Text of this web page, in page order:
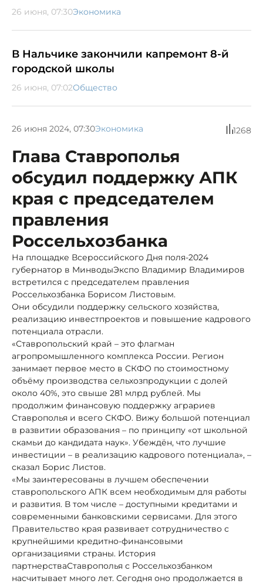
26 июня, 07:30Экономика
В Нальчике закончили капремонт 8-й
городской школы
26 июня, 07:02Общество
26 июня 2024, 07:30Экономика 1268
Глава Ставрополья
обсудил поддержку АПК
края с председателем
правления
Россельхозбанка
На площадке Всероссийского Дня поля-2024
губернатор в МинводыЭкспо Владимир Владимиров
встретился с председателем правления
Россельхозбанка Борисом Листовым.
Они обсудили поддержку сельского хозяйства,
реализацию инвестпроектов и повышение кадрового
потенциала отрасли.
«Ставропольский край – это флагман
агропромышленного комплекса России. Регион
занимает первое место в СКФО по стоимостному
объёму производства сельхозпродукции с долей
около 40%, это свыше 281 млрд рублей. Мы
продолжим финансовую поддержку аграриев
Ставрополья и всего СКФО. Вижу большой потенциал
в развитии образования – по принципу «от школьной
скамьи до кандидата наук». Убеждён, что лучшие
инвестиции – в реализацию кадрового потенциала», –
сказал Борис Листов.
«Мы заинтересованы в лучшем обеспечении
ставропольского АПК всем необходимым для работы
и развития. В том числе – доступными кредитами и
современными банковскими сервисами. Для этого
Правительство края развивает сотрудничество с
крупнейшими кредитно-финансовыми
организациями страны. История
партнерстваСтаврополья с Россельхозбанком
насчитывает много лет. Сегодня оно продолжается в